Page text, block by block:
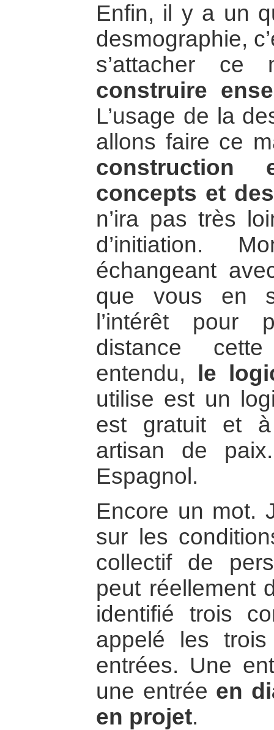
Enfin, il y a un
desmographie,
s’attacher ce
construire
L’usage de la
allons faire ce
construction
concepts et
n’ira pas très
d’initiation.
échangeant
que vous en
l’intérêt pour
distance
entendu,
le
utilise est un
est gratuit et
artisan de
Espagnol.
Encore un mot.
sur les
collectif de
peut réellement
identifié trois
appelé les
entrées. Une
une entrée en
en projet.